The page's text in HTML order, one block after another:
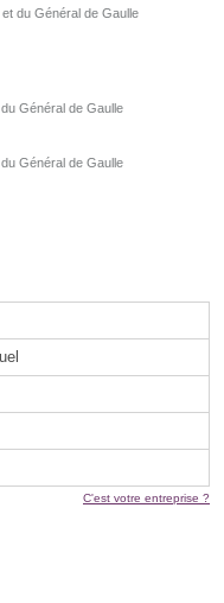
du Général de Gaulle
Général de Gaulle
Général de Gaulle
C'est votre entreprise ?